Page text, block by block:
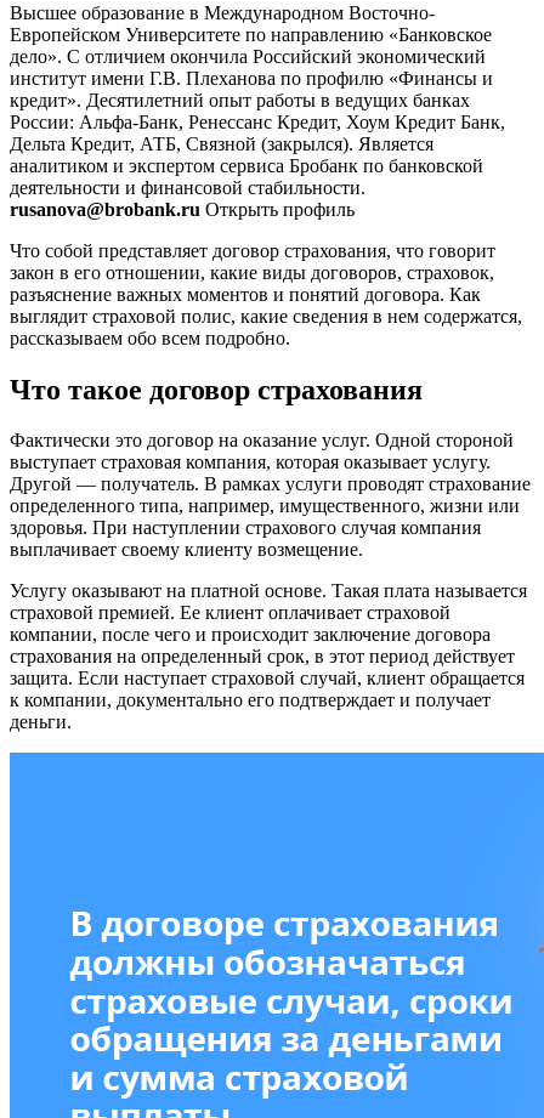
Высшее образование в Международном Восточно-
Европейском Университете по направлению «Банковское
дело». С отличием окончила Российский экономический
институт имени Г.В. Плеханова по профилю «Финансы и
кредит». Десятилетний опыт работы в ведущих банках
России: Альфа-Банк, Ренессанс Кредит, Хоум Кредит Банк,
Дельта Кредит, АТБ, Связной (закрылся). Является
аналитиком и экспертом сервиса Бробанк по банковской
деятельности и финансовой стабильности.
rusanova@brobank.ru Открыть профиль
Что собой представляет договор страхования, что говорит
закон в его отношении, какие виды договоров, страховок,
разъяснение важных моментов и понятий договора. Как
выглядит страховой полис, какие сведения в нем содержатся,
рассказываем обо всем подробно.
Что такое договор страхования
Фактически это договор на оказание услуг. Одной стороной
выступает страховая компания, которая оказывает услугу.
Другой — получатель. В рамках услуги проводят страхование
определенного типа, например, имущественного, жизни или
здоровья. При наступлении страхового случая компания
выплачивает своему клиенту возмещение.
Услугу оказывают на платной основе. Такая плата называется
страховой премией. Ее клиент оплачивает страховой
компании, после чего и происходит заключение договора
страхования на определенный срок, в этот период действует
защита. Если наступает страховой случай, клиент обращается
к компании, документально его подтверждает и получает
деньги.